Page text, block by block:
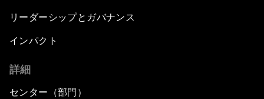
リーダーシップとガバナンス
インパクト
詳細
センター（部門）